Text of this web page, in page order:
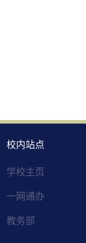
校内站点
学校主页
一网通办
教务部